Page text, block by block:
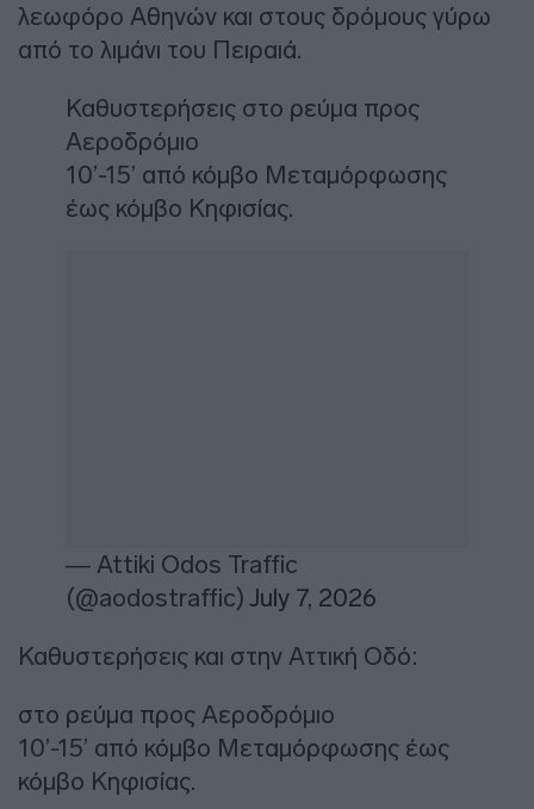
λεωφόρο Αθηνών και στους δρόμους γύρω
από το λιμάνι του Πειραιά.
Καθυστερήσεις στο ρεύμα προς
Αεροδρόμιο
10’-15’ από κόμβο Μεταμόρφωσης
έως κόμβο Κηφισίας.
— Attiki Odos Traffic
(@aodostraffic) July 7, 2026
Καθυστερήσεις και στην Αττική Οδό:
στο ρεύμα προς Αεροδρόμιο
10’-15’ από κόμβο Μεταμόρφωσης έως
κόμβο Κηφισίας.